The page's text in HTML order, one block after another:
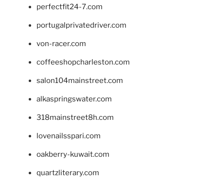
perfectfit24-7.com
portugalprivatedriver.com
von-racer.com
coffeeshopcharleston.com
salon104mainstreet.com
alkaspringswater.com
318mainstreet8h.com
lovenailsspari.com
oakberry-kuwait.com
quartzliterary.com